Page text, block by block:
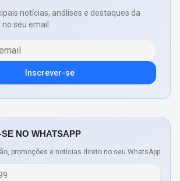
notícias, análises e destaques da
seu email.
Inscrever-se
NO WHATSAPP
promoções e notícias direto no seu WhatsApp